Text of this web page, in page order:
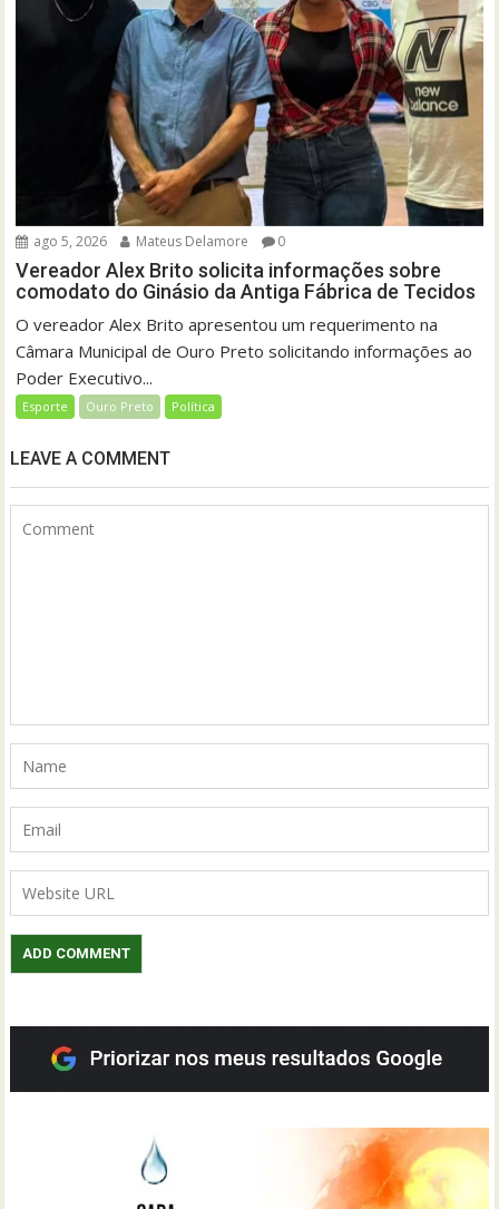
ago 5, 2026 Mateus Delamore 0
Vereador Alex Brito solicita informações sobre
comodato do Ginásio da Antiga Fábrica de Tecidos
O vereador Alex Brito apresentou um requerimento na
Câmara Municipal de Ouro Preto solicitando informações ao
Poder Executivo...
Esporte Ouro Preto Política
LEAVE A COMMENT